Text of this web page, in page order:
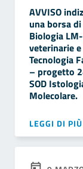
AVVISO
una borsa
Biologia
veterinarie
Tecnologia
– progetto
SOD
Molecolare.
LEGGI DI PIÙ